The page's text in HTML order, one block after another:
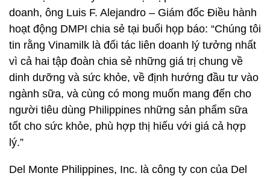
doanh, ông Luis F. Alejandro – Giám đốc Điều hành
hoạt động DMPI chia sẻ tại buổi họp báo: “Chúng tôi
tin rằng Vinamilk là đối tác liên doanh lý tưởng nhất
vì cả hai tập đoàn chia sẻ những giá trị chung về
dinh dưỡng và sức khỏe, về định hướng đầu tư vào
ngành sữa, và cùng có mong muốn mang đến cho
người tiêu dùng Philippines những sản phẩm sữa
tốt cho sức khỏe, phù hợp thị hiếu với giá cả hợp
lý.”
Del Monte Philippines, Inc. là công ty con của Del